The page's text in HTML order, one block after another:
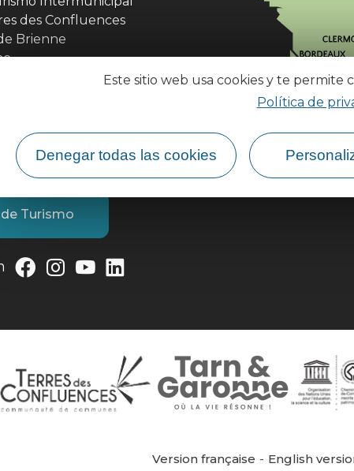
Este sitio web usa cookies y te permite
Política de
Denegar todas las cookies
des Confluences
Brienne
36
en contacto con
nosotros
Turismo
¿Cómo llegar?
Version française English